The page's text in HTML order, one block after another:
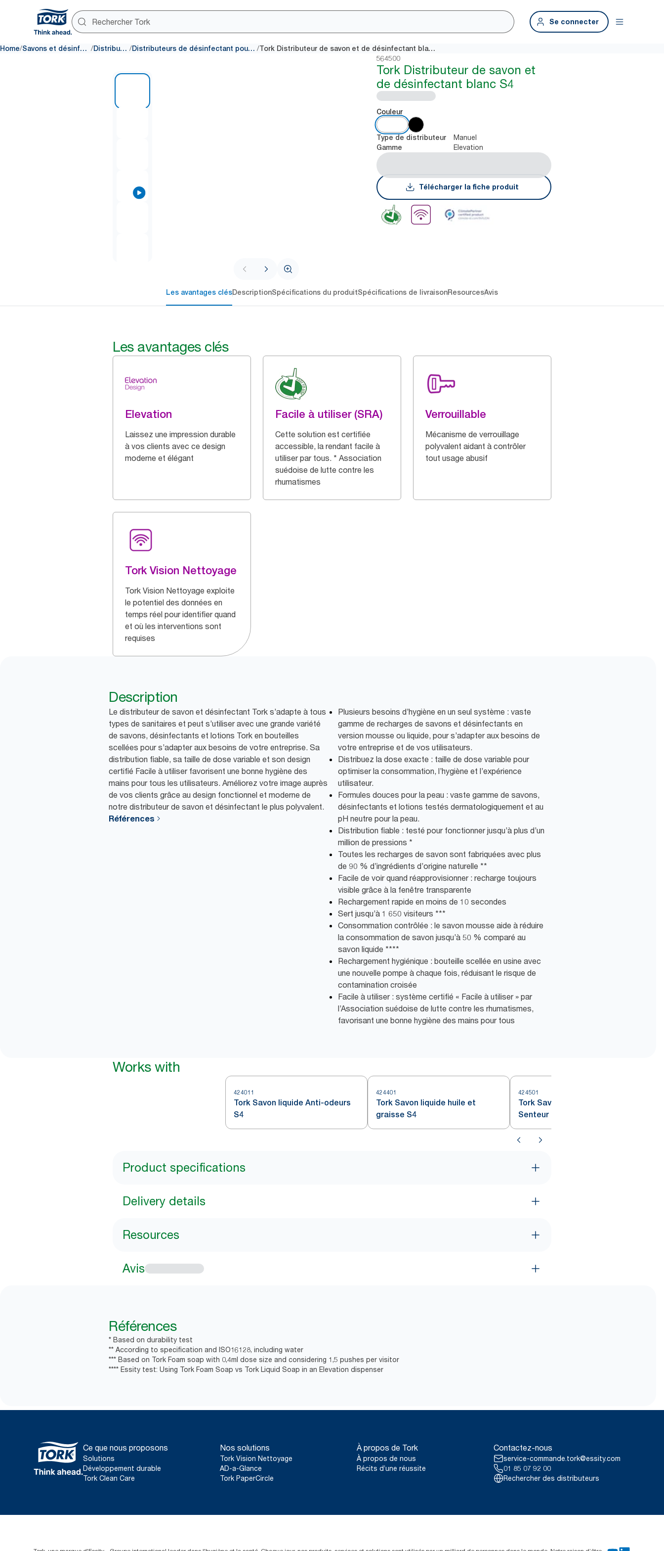
Se connecter
Home/ Savons et désinfectants / Distributeurs / Distributeurs de désinfectant pour les mains / Tork Distributeur de savon et de désinfectant blanc S4
564500
Tork Distributeur de savon et
de désinfectant blanc S4
Couleur
Type de distributeur Manuel
Gamme Elevation
Télécharger la fiche produit
Les avantages clésDescriptionSpécifications du produitSpécifications de livraisonResourcesAvis
Les avantages clés
Elevation
Laissez une impression durable
à vos clients avec ce design
moderne et élégant
Facile à utiliser (SRA)
Cette solution est certifiée
accessible, la rendant facile à
utiliser par tous. * Association
suédoise de lutte contre les
rhumatismes
Verrouillable
Mécanisme de verrouillage
polyvalent aidant à contrôler
tout usage abusif
Tork Vision Nettoyage
Tork Vision Nettoyage exploite
le potentiel des données en
temps réel pour identifier quand
et où les interventions sont
requises
Description
Le distributeur de savon et désinfectant Tork s’adapte à tous
types de sanitaires et peut s’utiliser avec une grande variété
de savons, désinfectants et lotions Tork en bouteilles
scellées pour s’adapter aux besoins de votre entreprise. Sa
distribution fiable, sa taille de dose variable et son design
certifié Facile à utiliser favorisent une bonne hygiène des
mains pour tous les utilisateurs. Améliorez votre image auprès
de vos clients grâce au design fonctionnel et moderne de
notre distributeur de savon et désinfectant le plus polyvalent.
Références
Plusieurs besoins d’hygiène en un seul système : vaste
gamme de recharges de savons et désinfectants en
version mousse ou liquide, pour s’adapter aux besoins de
votre entreprise et de vos utilisateurs.
Distribuez la dose exacte : taille de dose variable pour
optimiser la consommation, l’hygiène et l’expérience
utilisateur.
Formules douces pour la peau : vaste gamme de savons,
désinfectants et lotions testés dermatologiquement et au
pH neutre pour la peau.
Distribution fiable : testé pour fonctionner jusqu’à plus d’un
million de pressions *
Toutes les recharges de savon sont fabriquées avec plus
de 90 % d’ingrédients d’origine naturelle **
Facile de voir quand réapprovisionner : recharge toujours
visible grâce à la fenêtre transparente
Rechargement rapide en moins de 10 secondes
Sert jusqu’à 1 650 visiteurs ***
Consommation contrôlée : le savon mousse aide à réduire
la consommation de savon jusqu’à 50 % comparé au
savon liquide ****
Rechargement hygiénique : bouteille scellée en usine avec
une nouvelle pompe à chaque fois, réduisant le risque de
contamination croisée
Facile à utiliser : système certifié « Facile à utiliser » par
l’Association suédoise de lutte contre les rhumatismes,
favorisant une bonne hygiène des mains pour tous
Works with
424011
Tork Savon liquide Anti-odeurs
S4
424401
Tork Savon liquide huile et
graisse S4
424501
Tork Savon liquide Mains -
Senteur douce S4
Product specifications
Delivery details
Resources
Avis
Références
* Based on durability test
** According to specification and ISO16128, including water
*** Based on Tork Foam soap with 0,4ml dose size and considering 1,5 pushes per visitor
**** Essity test: Using Tork Foam Soap vs Tork Liquid Soap in an Elevation dispenser
Ce que nous proposons
Solutions
Développement durable
Tork Clean Care
Nos solutions
Tork Vision Nettoyage
AD-a-Glance
Tork PaperCircle
À propos de Tork
À propos de nous
Récits d’une réussite
Contactez-nous
service-commande.tork@essity.com
01 85 07 92 00
Rechercher des distributeurs